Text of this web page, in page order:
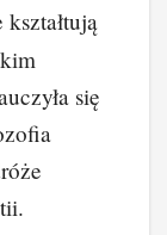
kształtują
się